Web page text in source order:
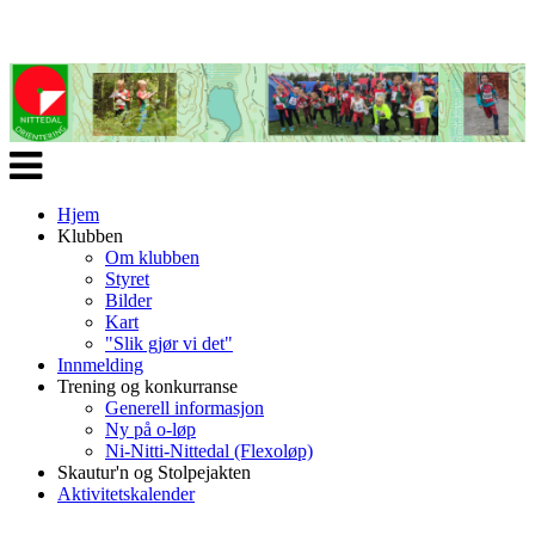
Veksle
navigasjon
Hjem
Klubben
Om klubben
Styret
Bilder
Kart
"Slik gjør vi det"
Innmelding
Trening og konkurranse
Generell informasjon
Ny på o-løp
Ni-Nitti-Nittedal (Flexoløp)
Skautur'n og Stolpejakten
Aktivitetskalender